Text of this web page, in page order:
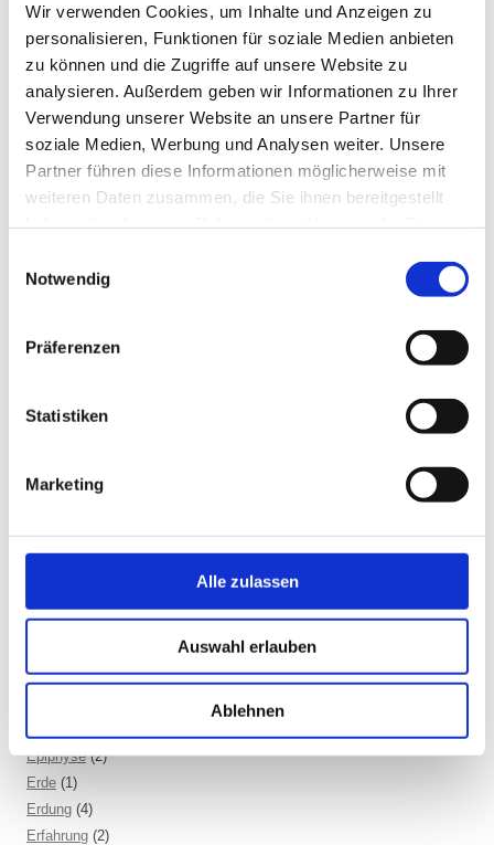
Wir verwenden Cookies, um Inhalte und Anzeigen zu
personalisieren, Funktionen für soziale Medien anbieten
zu können und die Zugriffe auf unsere Website zu
analysieren. Außerdem geben wir Informationen zu Ihrer
Verwendung unserer Website an unsere Partner für
soziale Medien, Werbung und Analysen weiter. Unsere
Partner führen diese Informationen möglicherweise mit
weiteren Daten zusammen, die Sie ihnen bereitgestellt
Notwendig
Präferenzen
Statistiken
Marketing
Alle zulassen
Auswahl erlauben
Ablehnen
Beziehung(5)
Bhagavad Gita(2)
Blut(1)
Body-Positivity (3)
Bodyshame(2)
Chakra(6)
Chinesische Astrologie(1)
Chinesisches Horoskop(1)
Containment(1)
Dehnen(7)
Detox(5)
Dosha(1)
Ego(1)
Energiebewusstsein(2)
Entgiftung(5)
Epiphyse(2)
Erde (1)
Erdung (4)
Erfahrung (2)